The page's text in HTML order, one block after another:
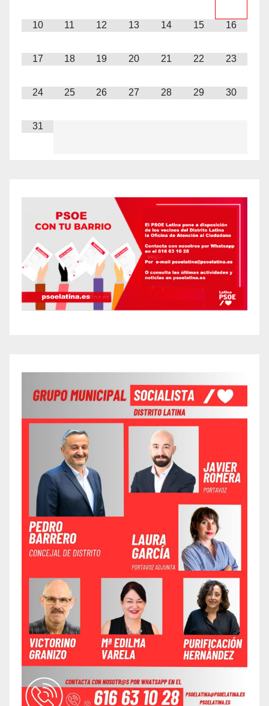
10 11 12 13 14 15 16
17 18 19 20 21 22 23
24 25 26 27 28 29 30
31